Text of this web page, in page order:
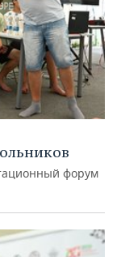
форум